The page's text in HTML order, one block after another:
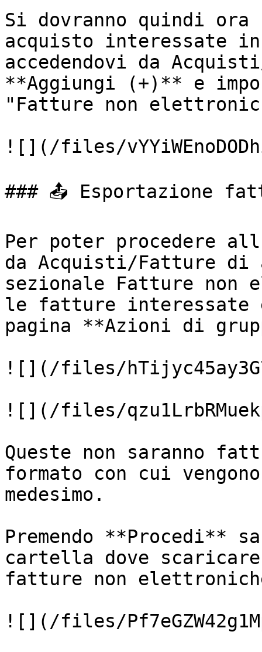
Si dovranno quindi
acquisto interessate
accedendovi da
**Aggiungi (+)** e
"Fatture non
![](/files/
### 📤 Esportazione
Per poter procedere
da Acquisti/Fatture di
sezionale Fatture non
le fatture interessate
pagina **Azioni di
![](/files/
![](/files/
Queste non saranno
formato con cui
medesimo.
Premendo **Procedi**
cartella dove
fatture non
![](/files/